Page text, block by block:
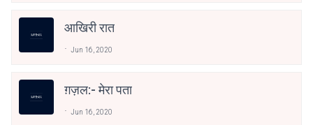
आखिरी रात
Jun 16, 2020
ग़ज़ल:- मेरा पता
Jun 16, 2020